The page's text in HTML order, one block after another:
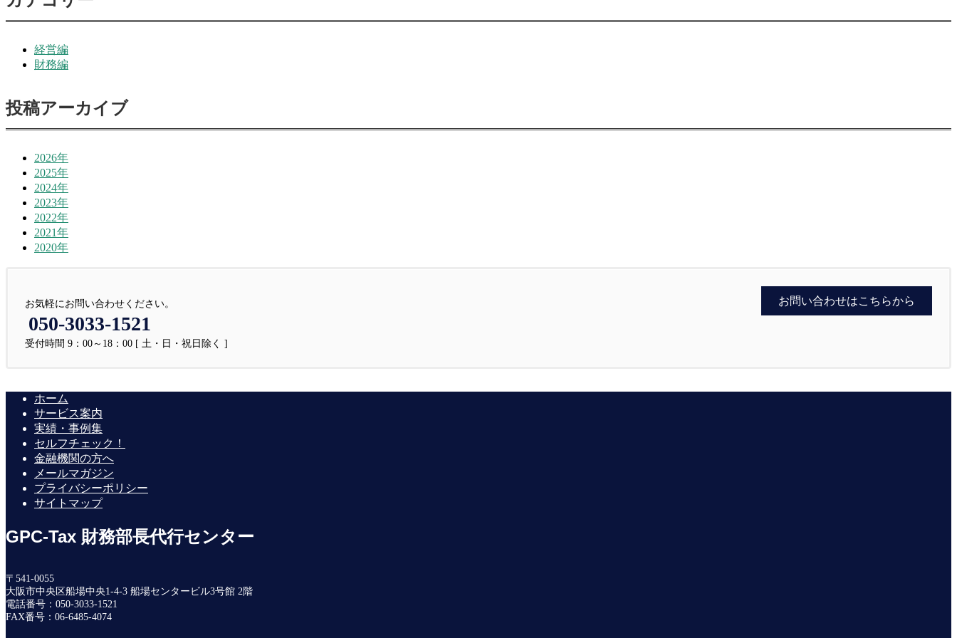
経営編
財務編
投稿アーカイブ
2026年
2025年
2024年
2023年
2022年
2021年
2020年
お気軽にお問い合わせください。
050-3033-1521
受付時間 9：00～18：00 [ 土・日・祝日除く ]
お問い合わせはこちらから
ホーム
サービス案内
実績・事例集
セルフチェック！
金融機関の方へ
メールマガジン
プライバシーポリシー
サイトマップ
GPC-Tax 財務部長代行センター
〒541-0055
大阪市中央区船場中央1-4-3 船場センタービル3号館 2階
電話番号：050-3033-1521
FAX番号：06-6485-4074